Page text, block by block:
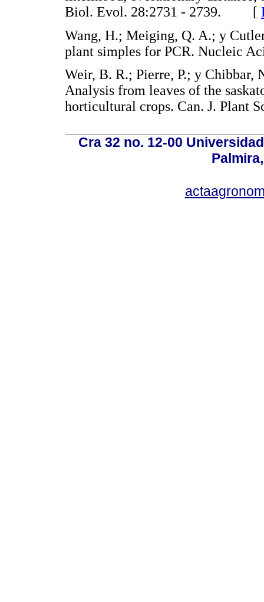
Biol. Evol. 28:2731 - 2739. [
Wang, H.; Meiging, Q. A.; y
plant simples for PCR.
Weir, B. R.; Pierre, P.; y
Analysis from leaves of the
horticultural crops. Can. J.
Cra 32 no. 12-00